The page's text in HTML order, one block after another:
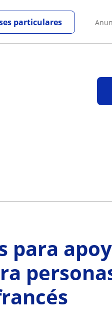
particulares
para